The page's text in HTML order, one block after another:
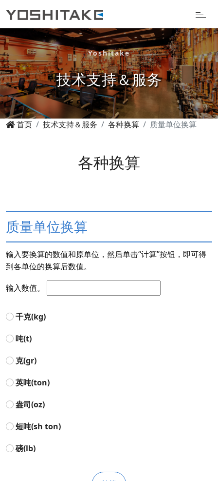
Yoshitake
技术支持＆服务
首页 技术支持＆服务 各种换算 质量单位换算
各种换算
质量单位换算
输入要换算的数值和原单位，然后单击“计算”按钮，即可得
到各单位的换算后数值。
输入数值。
千克(kg)
吨(t)
克(gr)
英吨(ton)
盎司(oz)
短吨(sh ton)
磅(lb)